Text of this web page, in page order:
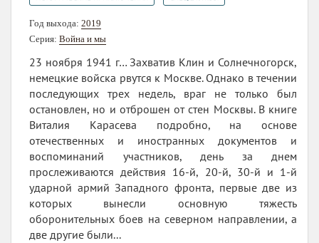
Год выхода: 2019
Серия: Война и мы
23 ноября 1941 г… Захватив Клин и Солнечногорск,
немецкие войска рвутся к Москве. Однако в течении
последующих трех недель, враг не только был
остановлен, но и отброшен от стен Москвы. В книге
Виталия Карасева подробно, на основе
отечественных и иностранных документов и
воспоминаний участников, день за днем
прослеживаются действия 16-й, 20-й, 30-й и 1-й
ударной армий Западного фронта, первые две из
которых вынесли основную тяжесть
оборонительных боев на северном направлении, а
две другие были...